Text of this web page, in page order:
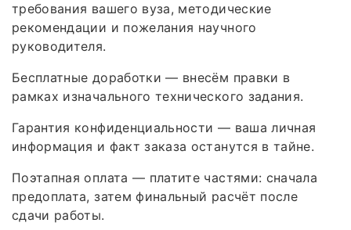
требования вашего вуза, методические
рекомендации и пожелания научного
руководителя.
Бесплатные доработки — внесём правки в
рамках изначального технического задания.
Гарантия конфиденциальности — ваша личная
информация и факт заказа останутся в тайне.
Поэтапная оплата — платите частями: сначала
предоплата, затем финальный расчёт после
сдачи работы.